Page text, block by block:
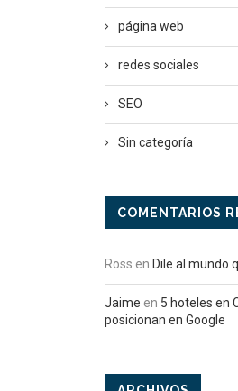
página web
redes sociales
SEO
Sin categoría
COMENTARIOS
Ross en Dile al mundo
Jaime en 5 hoteles en
posicionan en Google